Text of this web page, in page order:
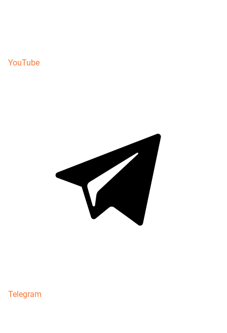
YouTube
Telegram